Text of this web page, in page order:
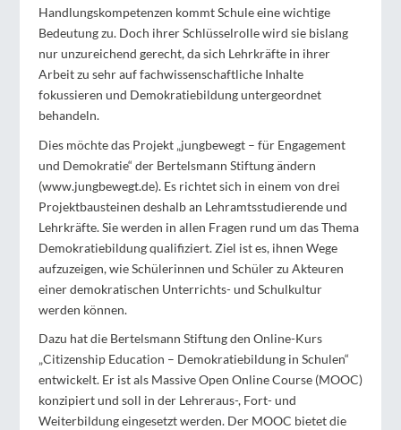
Handlungskompetenzen kommt Schule eine wichtige
Bedeutung zu. Doch ihrer Schlüsselrolle wird sie bislang
nur unzureichend gerecht, da sich Lehrkräfte in ihrer
Arbeit zu sehr auf fachwissenschaftliche Inhalte
fokussieren und Demokratiebildung untergeordnet
behandeln.
Dies möchte das Projekt „jungbewegt – für Engagement
und Demokratie“ der Bertelsmann Stiftung ändern
(www.jungbewegt.de). Es richtet sich in einem von drei
Projektbausteinen deshalb an Lehramtsstudierende und
Lehrkräfte. Sie werden in allen Fragen rund um das Thema
Demokratiebildung qualifiziert. Ziel ist es, ihnen Wege
aufzuzeigen, wie Schülerinnen und Schüler zu Akteuren
einer demokratischen Unterrichts- und Schulkultur
werden können.
Dazu hat die Bertelsmann Stiftung den Online-Kurs
„Citizenship Education – Demokratiebildung in Schulen“
entwickelt. Er ist als Massive Open Online Course (MOOC)
konzipiert und soll in der Lehreraus-, Fort- und
Weiterbildung eingesetzt werden. Der MOOC bietet die